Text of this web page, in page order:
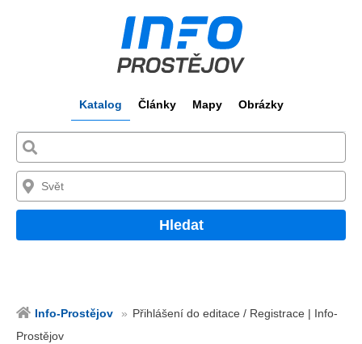
Katalog Články Mapy Obrázky
Hledat
Info-Prostějov
Přihlášení do editace / Registrace | Info-
Prostějov